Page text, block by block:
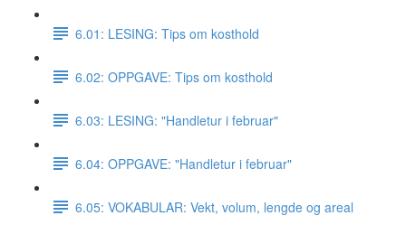
6.01: LESING: Tips om kosthold
6.02: OPPGAVE: Tips om kosthold
6.03: LESING: "Handletur i februar"
6.04: OPPGAVE: "Handletur i februar"
6.05: VOKABULAR: Vekt, volum, lengde og areal